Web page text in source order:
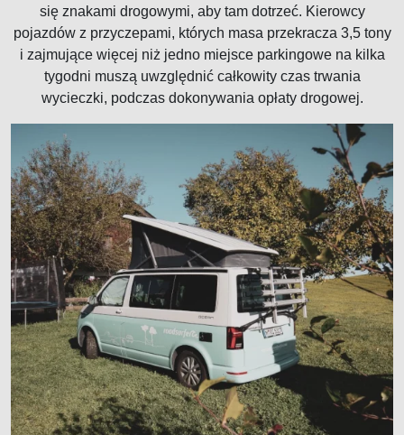
się znakami drogowymi, aby tam dotrzeć. Kierowcy
pojazdów z przyczepami, których masa przekracza 3,5 tony
i zajmujące więcej niż jedno miejsce parkingowe na kilka
tygodni muszą uwzględnić całkowity czas trwania
wycieczki, podczas dokonywania opłaty drogowej.